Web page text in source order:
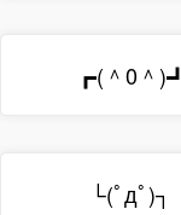
┏(＾0＾)┛
└(ﾟдﾟ)┐